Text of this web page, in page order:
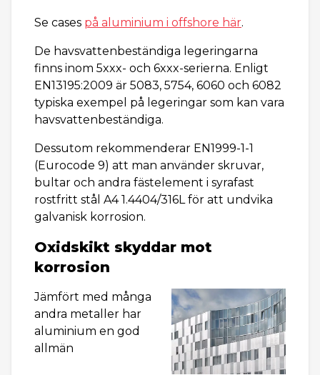
Se cases på aluminium i offshore här.
De havsvattenbeständiga legeringarna
finns inom 5xxx- och 6xxx-serierna. Enligt
EN13195:2009 är 5083, 5754, 6060 och 6082
typiska exempel på legeringar som kan vara
havsvattenbeständiga.
Dessutom rekommenderar EN1999-1-1
(Eurocode 9) att man använder skruvar,
bultar och andra fästelement i syrafast
rostfritt stål A4 1.4404/316L för att undvika
galvanisk korrosion.
Oxidskikt skyddar mot
korrosion
Jämfört med många
andra metaller har
aluminium en god
allmän